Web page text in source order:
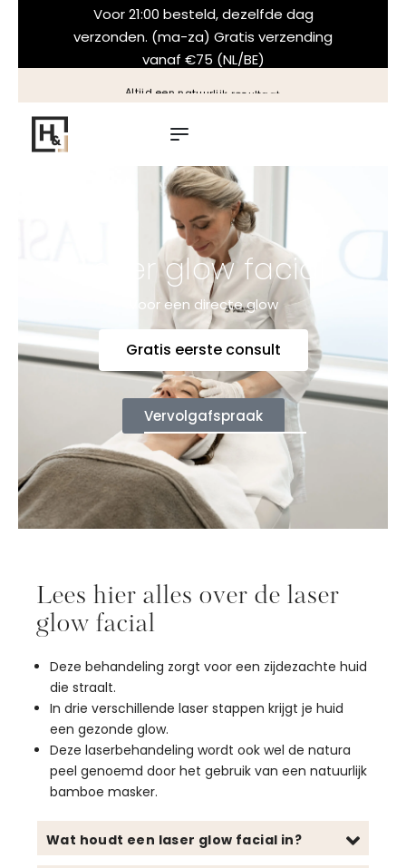
Voor 21:00 besteld, dezelfde dag
verzonden. (ma-za) Gratis verzending
vanaf €75 (NL/BE)
Altijd een natuurlijk resultaat
Laser glow facial
Voor een directe glow
Gratis eerste consult
Vervolgafspraak
Lees hier alles over de laser
glow facial
Deze behandeling zorgt voor een zijdezachte huid
die straalt.
In drie verschillende laser stappen krijgt je huid
een gezonde glow.
Deze laserbehandeling wordt ook wel de natura
peel genoemd door het gebruik van een natuurlijk
bamboe masker.
Wat houdt een laser glow facial in?